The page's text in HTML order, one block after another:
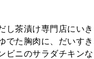
し茶漬け専門店にい
でた胸肉に、だいす
ニのサラダチキンな